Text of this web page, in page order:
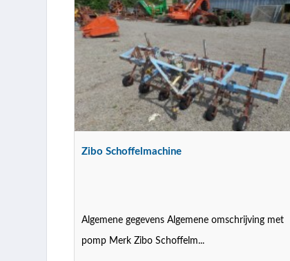
Zibo Schoffelmachine
Algemene gegevens Algemene omschrijving met
pomp Merk Zibo Schoffelm...